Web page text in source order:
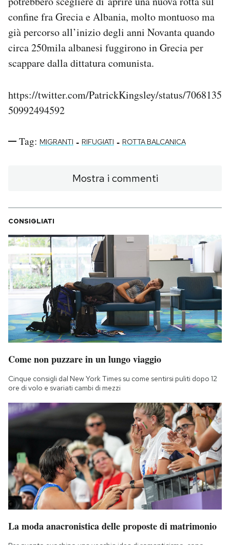
confine fra Grecia e Albania, molto montuoso ma
già percorso all’inizio degli anni Novanta quando
circa 250mila albanesi fuggirono in Grecia per
scappare dalla dittatura comunista.
https://twitter.com/PatrickKingsley/status/7068135
50992494592
Tag: MIGRANTI - RIFUGIATI - ROTTA BALCANICA
Mostra i commenti
CONSIGLIATI
Come non puzzare in un lungo viaggio
Cinque consigli dal New York Times su come sentirsi puliti dopo 12
ore di volo e svariati cambi di mezzi
La moda anacronistica delle proposte di matrimonio